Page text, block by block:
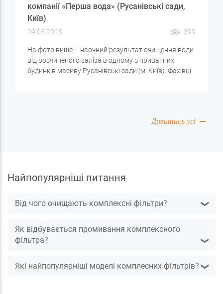
компанії «Перша вода» (Русанівські сади,
Київ)
29.05.2025 399
На фото вище – наочний результат очищення води
від розчиненого заліза в одному з приватних
будинків масиву Русанівські сади (м. Київ). Фахівці
Дивитись усі
Найпопулярніші питання
Від чого очищають комплексні фільтри? ❯
Як відбувається промивання комплексного
фільтра?
❯
Які найпопулярніші моделі комплесних фільтрів? ❯